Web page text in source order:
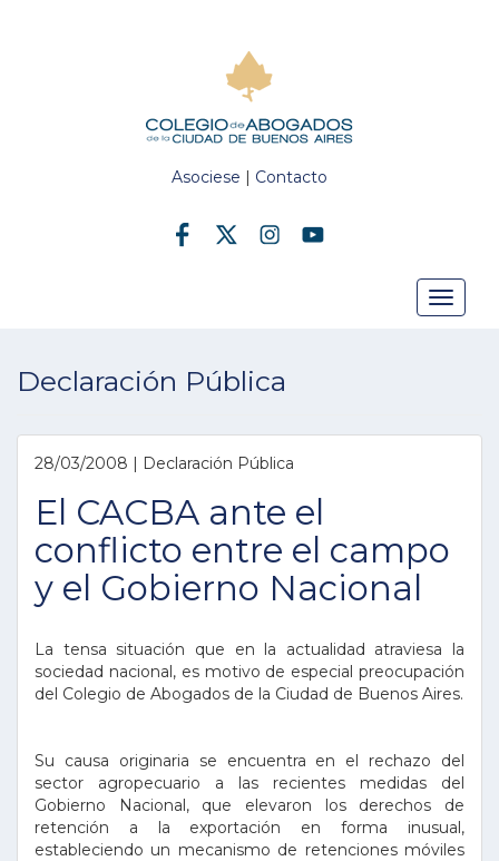
Asociese | Contacto
Toggle
Declaración Pública
28/03/2008 | Declaración Pública
El CACBA ante el
conflicto entre el campo
y el Gobierno Nacional
La tensa situación que en la actualidad atraviesa la
sociedad nacional, es motivo de especial preocupación
del Colegio de Abogados de la Ciudad de Buenos Aires.
Su causa originaria se encuentra en el rechazo del
sector agropecuario a las recientes medidas del
Gobierno Nacional, que elevaron los derechos de
retención a la exportación en forma inusual,
estableciendo un mecanismo de retenciones móviles